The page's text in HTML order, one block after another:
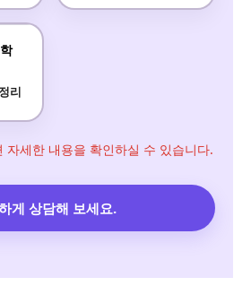
리
세한 내용을 확인하실 수 있습니다.
게 상담해 보세요.